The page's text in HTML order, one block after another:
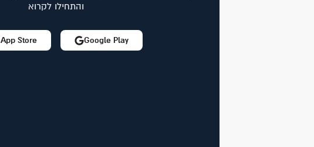
והתחילו לקרוא
App Store Google Play